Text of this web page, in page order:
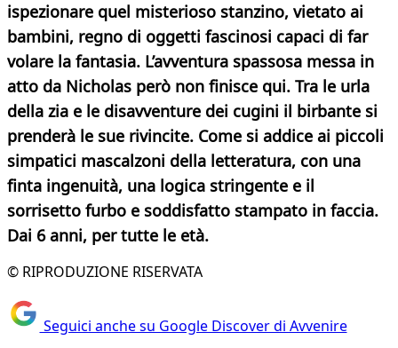
ispezionare quel misterioso stanzino, vietato ai
bambini, regno di oggetti fascinosi capaci di far
volare la fantasia. L’avventura spassosa messa in
atto da Nicholas però non finisce qui. Tra le urla
della zia e le disavventure dei cugini il birbante si
prenderà le sue rivincite. Come si addice ai piccoli
simpatici mascalzoni della letteratura, con una
finta ingenuità, una logica stringente e il
sorrisetto furbo e soddisfatto stampato in faccia.
Dai 6 anni, per tutte le età.
© RIPRODUZIONE RISERVATA
Seguici anche su Google Discover di Avvenire